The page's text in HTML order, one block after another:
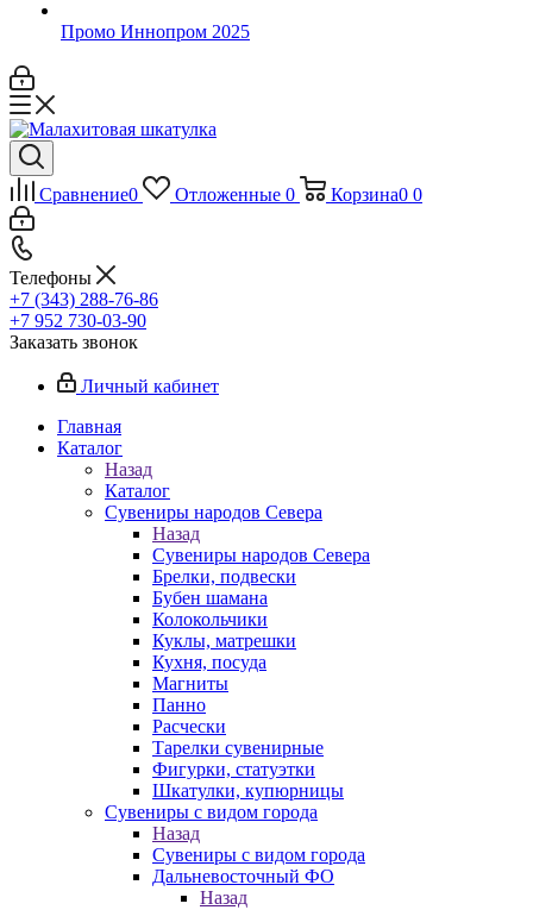
Промо Иннопром 2025
Сравнение0 Отложенные 0 Корзина0 0
Телефоны
+7 (343) 288-76-86
+7 952 730-03-90
Заказать звонок
Личный кабинет
Главная
Каталог
Назад
Каталог
Сувениры народов Севера
Назад
Сувениры народов Севера
Брелки, подвески
Бубен шамана
Колокольчики
Куклы, матрешки
Кухня, посуда
Магниты
Панно
Расчески
Тарелки сувенирные
Фигурки, статуэтки
Шкатулки, купюрницы
Сувениры с видом города
Назад
Сувениры с видом города
Дальневосточный ФО
Назад